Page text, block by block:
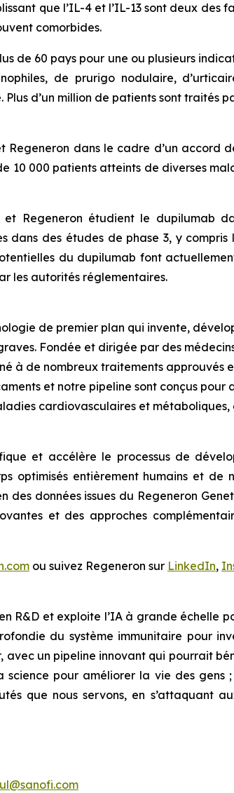
que l’IL-4 et l’IL-13 sont deux
comorbides.
de 60 pays pour une ou plusieurs
de prurigo nodulaire,
d’un million de patients sont traités
dans le cadre d’un accord
10 000 patients atteints de diverses
et Regeneron étudient le dupilumab
dans des études de phase 3, y
du dupilumab font
les autorités réglementaires.
de premier plan qui invente,
Fondée et dirigée par des
à de nombreux traitements
et notre pipeline sont conçus
cardiovasculaires et
et accélère le processus de
optimisés entièrement humains et de
données issues du Regeneron
et des approches
ou suivez Regeneron sur LinkedIn,
R&D et exploite l’IA à grande échelle
du système immunitaire pour
un pipeline innovant qui pourrait
science pour améliorer la vie des
que nous servons, en s’attaquant